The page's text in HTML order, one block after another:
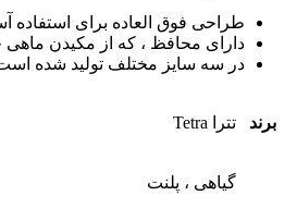
طراحی فوق العاده برای استفاده
دارای محافظ ، که از مکیدن
در سه سایز مختلف تولید شده
برند تترا Tetra
گیاهی ، پلنت